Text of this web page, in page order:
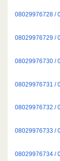
08029976728 /
08029976729 /
08029976730 /
08029976731 /
08029976732 /
08029976733 /
08029976734 /